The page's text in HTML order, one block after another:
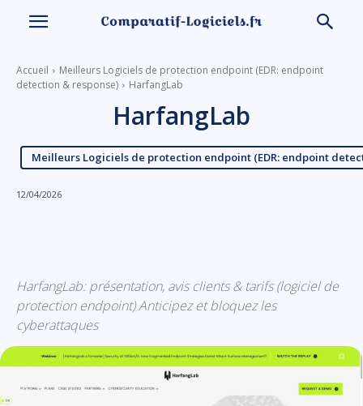
Accueil
Meilleurs Logiciels de protection endpoint (EDR: endpoint
detection & response)
HarfangLab
HarfangLab
Meilleurs Logiciels de protection endpoint (EDR: endpoint
12/04/2026
HarfangLab: présentation, avis clients & tarifs (logiciel de
protection endpoint) Anticipez et bloquez les
cyberattaques